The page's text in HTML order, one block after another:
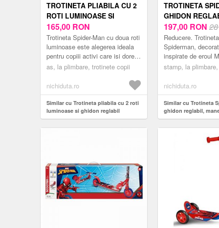
TROTINETA PLIABILA CU 2
ROTI LUMINOASE SI
GHIDON REGLABIL
SPIDERMAN
165,00 RON
Trotineta Spider-Man cu doua roti
luminoase este alegerea ideala
pentru copiii activi care isi doresc
distractie in aer liber alaturi de
as, la plimbare, trotinete copii
nichiduta.ro
Similar cu Trotineta pliabila cu 2 roti
luminoase si ghidon reglabil
Spiderman
TROTINETA
GHIDON
PLIABIL,
SUPORTATA 50
197,00 RON
Reducere.
Spiderman,
inspirate de eroul
ideal pentru micii
design ...
stamp, la
nichiduta.ro
Similar cu Trotineta
ghidon reglabil,
greutate suportata